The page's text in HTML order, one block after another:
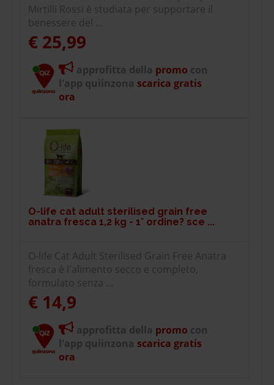
Mirtilli Rossi è studiata per supportare il
benessere del ...
€ 25,99
approfitta della promo con
l'app quiinzona scarica gratis
ora
O-life cat adult sterilised grain free
anatra fresca 1,2 kg - 1° ordine? sce ...
O-life Cat Adult Sterilised Grain Free Anatra
fresca è l'alimento secco e completo,
formulato senza ...
€ 14,9
approfitta della promo con
l'app quiinzona scarica gratis
ora